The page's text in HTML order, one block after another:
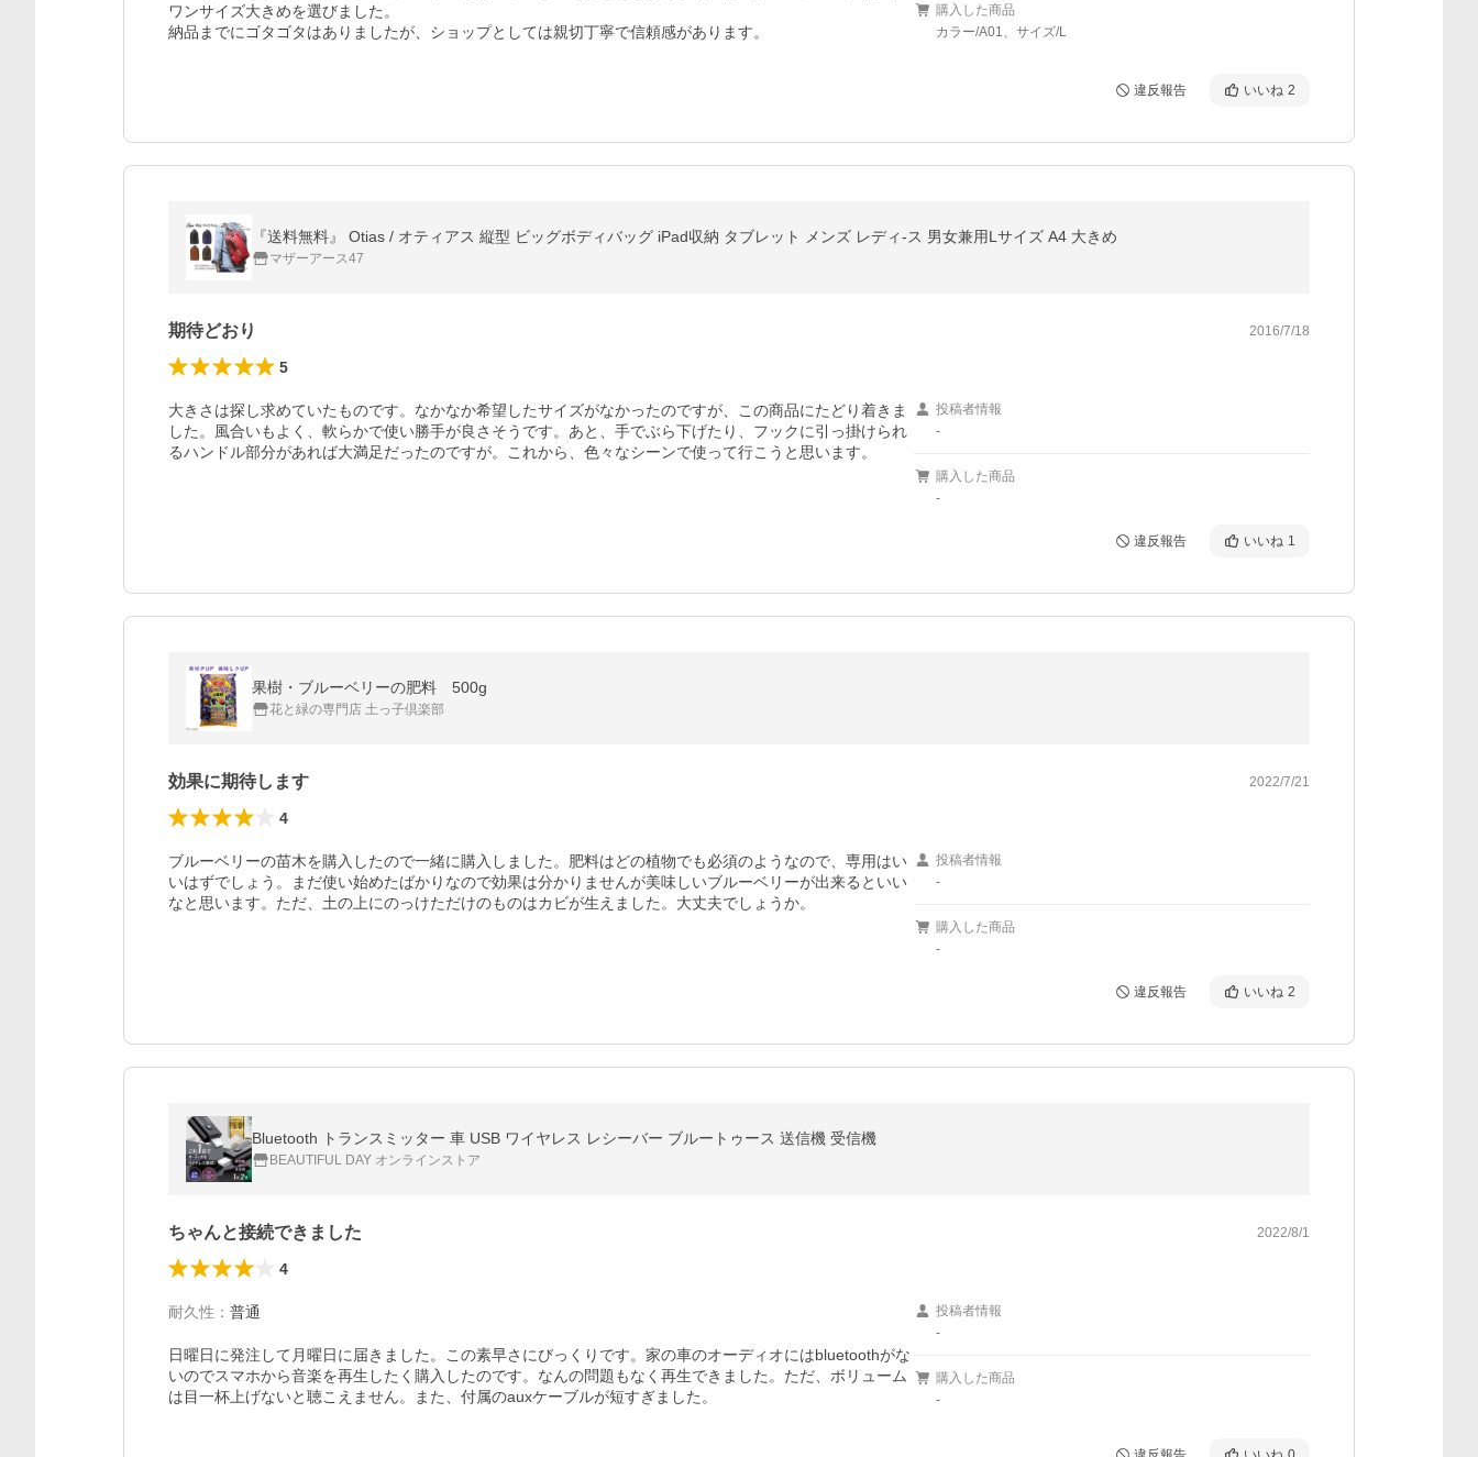
ワンサイズ大きめを選びました。
納品までにゴタゴタはありましたが、ショップとしては親切丁寧で信頼感があります。
購入した商品
カラー/A01、サイズ/L
違反報告 いいね 2
『送料無料』 Otias / オティアス 縦型 ビッグボディバッグ iPad収納 タブレット メンズ レディ-ス 男女兼用Lサイズ A4 大きめ
マザーアース47
期待どおり 2016/7/18
5
大きさは探し求めていたものです。なかなか希望したサイズがなかったのですが、この商品にたどり着きま
した。風合いもよく、軟らかで使い勝手が良さそうです。あと、手でぶら下げたり、フックに引っ掛けられ
るハンドル部分があれば大満足だったのですが。これから、色々なシーンで使って行こうと思います。
投稿者情報
-
購入した商品
-
違反報告 いいね 1
果樹・ブルーベリーの肥料 500g
花と緑の専門店 土っ子倶楽部
効果に期待します 2022/7/21
4
ブルーベリーの苗木を購入したので一緒に購入しました。肥料はどの植物でも必須のようなので、専用はい
いはずでしょう。まだ使い始めたばかりなので効果は分かりませんが美味しいブルーベリーが出来るといい
なと思います。ただ、土の上にのっけただけのものはカビが生えました。大丈夫でしょうか。
投稿者情報
-
購入した商品
-
違反報告 いいね 2
Bluetooth トランスミッター 車 USB ワイヤレス レシーバー ブルートゥース 送信機 受信機
BEAUTIFUL DAY オンラインストア
ちゃんと接続できました 2022/8/1
4
耐久性 ： 普通
日曜日に発注して月曜日に届きました。この素早さにびっくりです。家の車のオーディオにはbluetoothがな
いのでスマホから音楽を再生したく購入したのです。なんの問題もなく再生できました。ただ、ボリューム
は目一杯上げないと聴こえません。また、付属のauxケーブルが短すぎました。
投稿者情報
-
購入した商品
-